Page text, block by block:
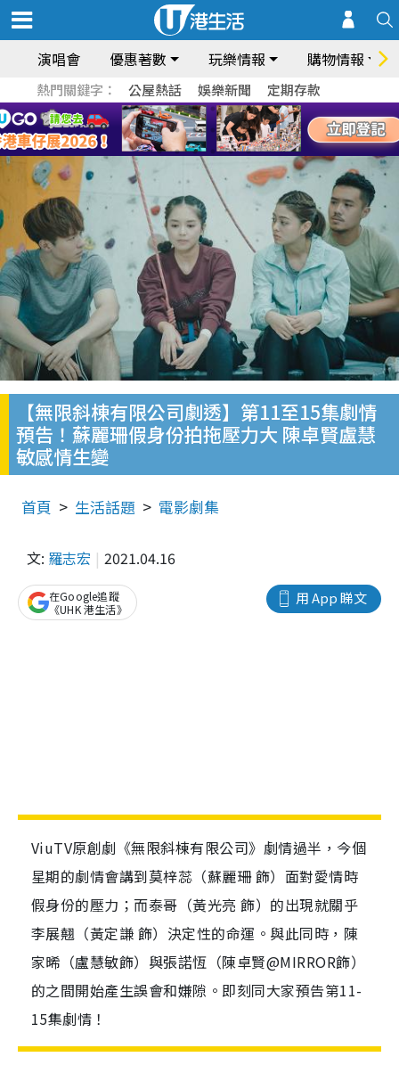
演唱會 優惠著數 玩樂情報 購物情報
熱門關鍵字： 公屋熱話 娛樂新聞 定期存款
【無限斜棟有限公司劇透】第11至15集劇情
預告！蘇麗珊假身份拍拖壓力大 陳卓賢盧慧
敏感情生變
首頁 生活話題 電影劇集
文: 羅志宏 2021.04.16
用 App 睇文
在Google追蹤
《UHK 港生活》
ViuTV原創劇《無限斜棟有限公司》劇情過半，今個
星期的劇情會講到莫梓蕊（蘇麗珊 飾）面對愛情時
假身份的壓力；而泰哥（黃光亮 飾）的出現就關乎
李展翹（黃定謙 飾）決定性的命運。與此同時，陳
家晞（盧慧敏飾）與張諾恆（陳卓賢@MIRROR飾）
的之間開始產生誤會和嫌隙。即刻同大家預告第11-
15集劇情！